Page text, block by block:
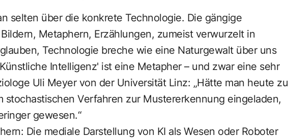
selten über die konkrete Technologie. Die gängige
Metaphern, Erzählungen, zumeist verwurzelt in
Technologie breche wie eine Naturgewalt über uns
Intelligenz' ist eine Metapher – und zwar eine sehr
Uli Meyer von der Universität Linz: „Hätte man heute zu
stochastischen Verfahren zur Mustererkennung eingeladen,
gewesen.“
Die mediale Darstellung von KI als Wesen oder Roboter